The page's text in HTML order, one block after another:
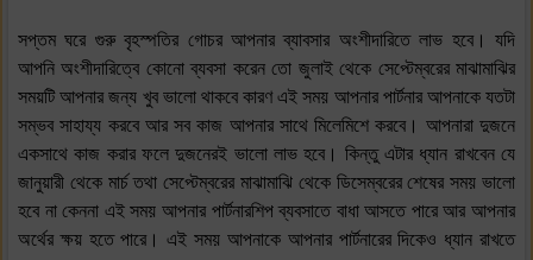
সপ্তম ঘরে গুরু বৃহস্পতির গোচর আপনার ব্যাবসার অংশীদারিতে লাভ হবে। যদি
আপনি অংশীদারিত্বে কোনো ব্যবসা করেন তো জুলাই থেকে সেপ্টেম্বরের মাঝামাঝির
সময়টি আপনার জন্য খুব ভালো থাকবে কারণ এই সময় আপনার পার্টনার আপনাকে যতটা
সম্ভব সাহায্য করবে আর সব কাজ আপনার সাথে মিলেমিশে করবে। আপনারা দুজনে
একসাথে কাজ করার ফলে দুজনেরই ভালো লাভ হবে। কিন্তু এটার ধ্যান রাখবেন যে
জানুয়ারী থেকে মার্চ তথা সেপ্টেম্বরের মাঝামাঝি থেকে ডিসেম্বরের শেষের সময় ভালো
হবে না কেননা এই সময় আপনার পার্টনারশিপ ব্যবসাতে বাধা আসতে পারে আর আপনার
অর্থের ক্ষয় হতে পারে। এই সময় আপনাকে আপনার পার্টনারের দিকেও ধ্যান রাখতে